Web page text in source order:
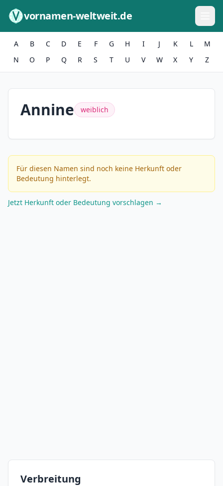
vornamen-weltweit.de
A B C D E F G H I J K L
M
N
O P Q R S T U V W X Y Z
Annine weiblich
Für diesen Namen sind noch keine Herkunft oder
Bedeutung hinterlegt.
Jetzt Herkunft oder Bedeutung vorschlagen →
Verbreitung